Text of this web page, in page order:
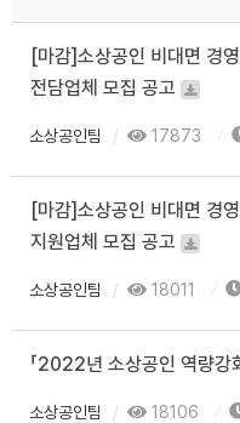
[마감]소상공인 비대면 경
전담업체 모집 공고
소상공인팀 17873
[마감]소상공인 비대면 경
지원업체 모집 공고
소상공인팀 18011
「2022년 소상공인 역량강
소상공인팀 18106